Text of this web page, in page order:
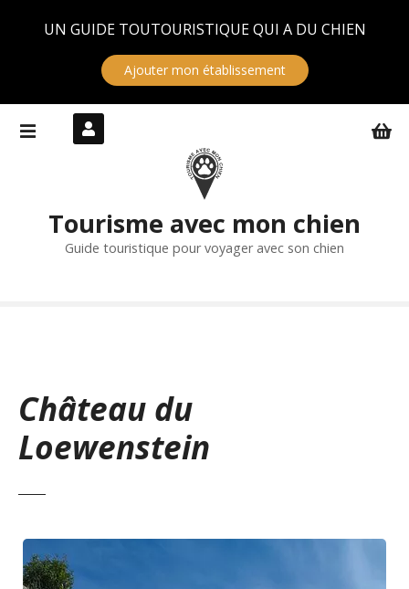
UN GUIDE TOUTOURISTIQUE QUI A DU CHIEN
Ajouter mon établissement
Tourisme avec mon chien
Guide touristique pour voyager avec son chien
Château du
Loewenstein